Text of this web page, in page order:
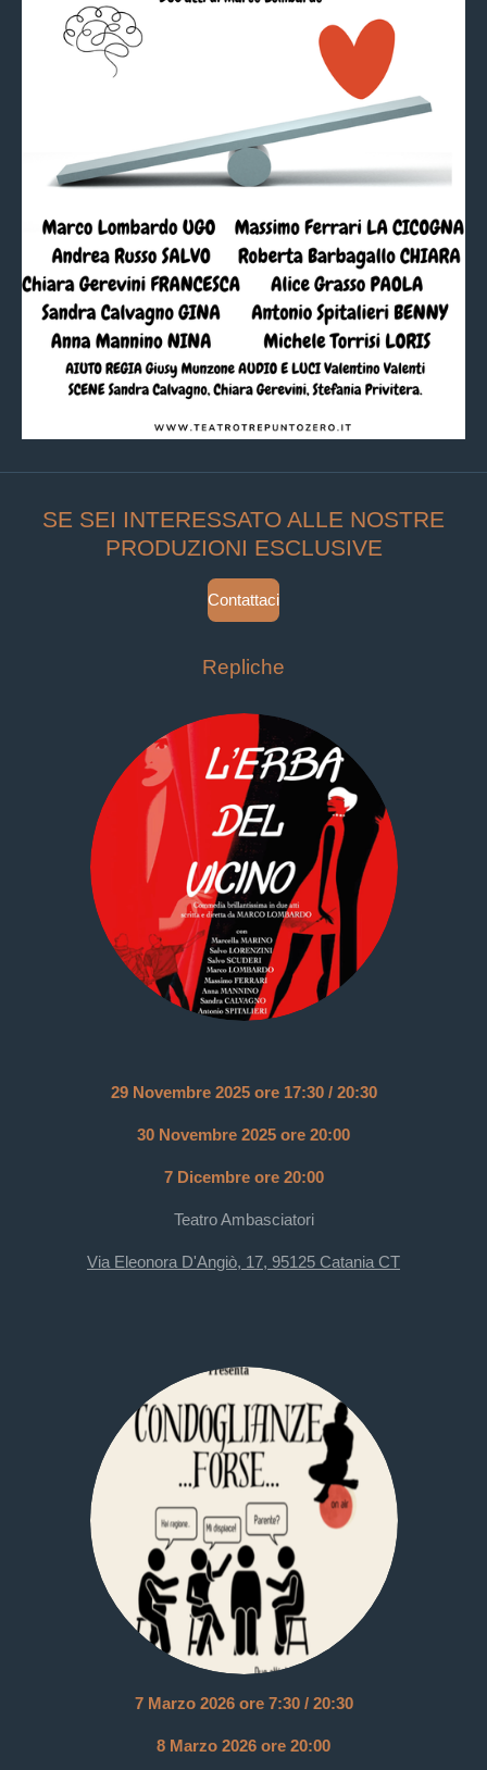
SE SEI INTERESSATO ALLE NOSTRE
PRODUZIONI ESCLUSIVE
Contattaci
Repliche
29 Novembre 2025 ore 17:30 / 20:30
30 Novembre 2025 ore 20:00
7 Dicembre ore 20:00
Teatro Ambasciatori
Via Eleonora D'Angiò, 17, 95125 Catania CT
7 Marzo 2026 ore 7:30 / 20:30
8 Marzo 2026 ore 20:00